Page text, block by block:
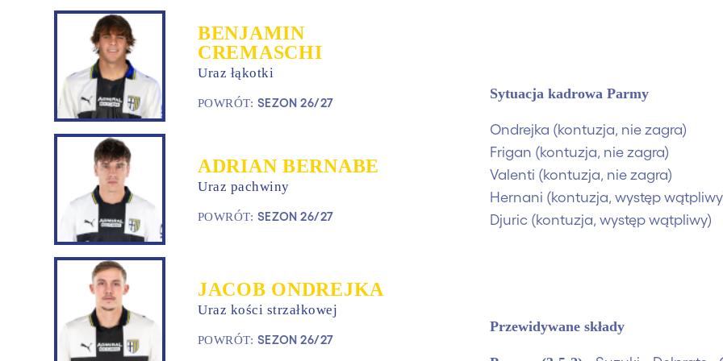
BENJAMIN
CREMASCHI
Uraz łąkotki
POWRÓT: SEZON 26/27
ADRIAN BERNABE
Uraz pachwiny
POWRÓT: SEZON 26/27
JACOB ONDREJKA
Uraz kości strzałkowej
POWRÓT: SEZON 26/27
Sytuacja kadrowa Parmy
Ondrejka (kontuzja, nie zagra)
Frigan (kontuzja, nie zagra)
Valenti (kontuzja, nie zagra)
Hernani (kontuzja, występ
Djuric (kontuzja, występ wątpliwy)
Przewidywane składy